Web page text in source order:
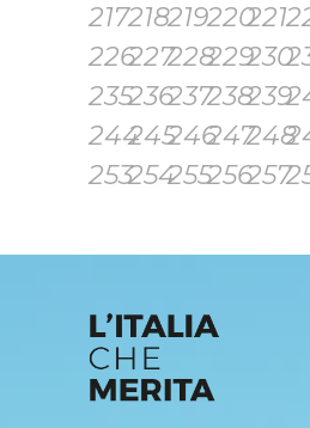
217218219220221
226227228229230
235236237238239
244245246247248
253254255256257